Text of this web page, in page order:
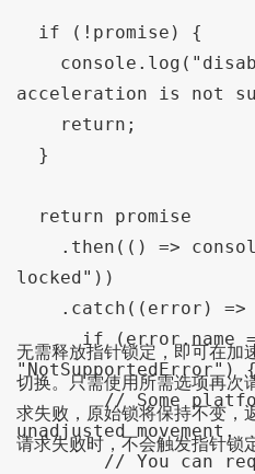
if (! promise )
{
console . log (
acceleration is not
return ;
}
return promise
. then (() =>
locked" ))
. catch (( error ) =>
if (error.name
"NotSupportedError") {
// Some
unadjusted movement.
// You can
无需释放指针锁定，即可在加
切换。只需使用所需选项再次
求失败，原始锁将保持不变，
请求失败时，不会触发指针锁